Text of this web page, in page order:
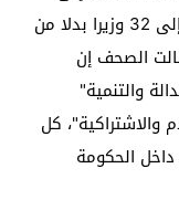
رفع عدد أعضاء حكومة عبد الإله بنكيران إلى 32 وزيرا بدلا من
الصحف إن
والتنمية"
والاشتراكية"، كل
الحكومة